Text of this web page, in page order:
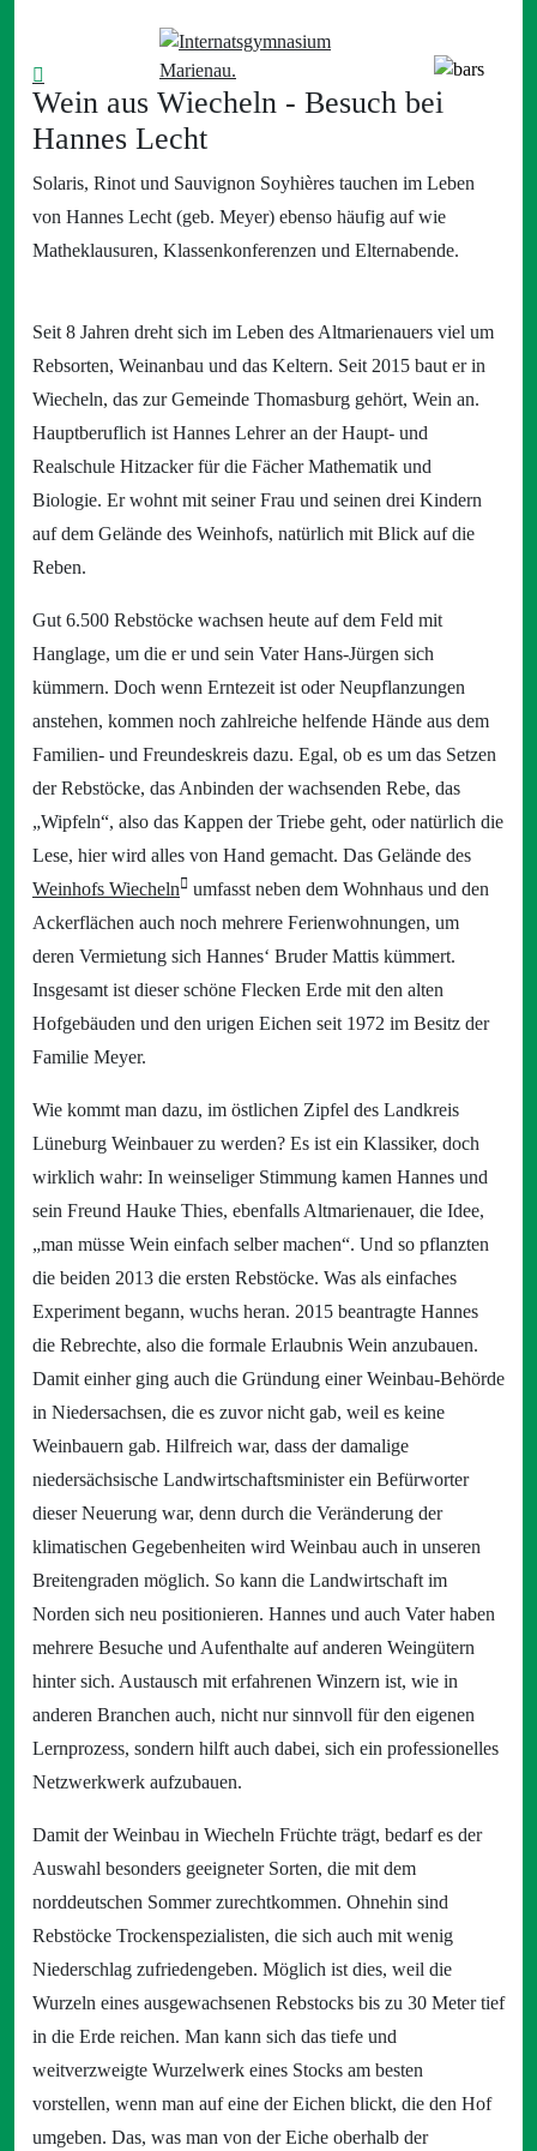
Wein aus Wiecheln - Besuch bei
Hannes Lecht
Solaris, Rinot und Sauvignon Soyhières tauchen im Leben
von Hannes Lecht (geb. Meyer) ebenso häufig auf wie
Matheklausuren, Klassenkonferenzen und Elternabende.
Seit 8 Jahren dreht sich im Leben des Altmarienauers viel um
Rebsorten, Weinanbau und das Keltern. Seit 2015 baut er in
Wiecheln, das zur Gemeinde Thomasburg gehört, Wein an.
Hauptberuflich ist Hannes Lehrer an der Haupt- und
Realschule Hitzacker für die Fächer Mathematik und
Biologie. Er wohnt mit seiner Frau und seinen drei Kindern
auf dem Gelände des Weinhofs, natürlich mit Blick auf die
Reben.
Gut 6.500 Rebstöcke wachsen heute auf dem Feld mit
Hanglage, um die er und sein Vater Hans-Jürgen sich
kümmern. Doch wenn Erntezeit ist oder Neupflanzungen
anstehen, kommen noch zahlreiche helfende Hände aus dem
Familien- und Freundeskreis dazu. Egal, ob es um das Setzen
der Rebstöcke, das Anbinden der wachsenden Rebe, das
„Wipfeln“, also das Kappen der Triebe geht, oder natürlich die
Lese, hier wird alles von Hand gemacht. Das Gelände des
Weinhofs Wiecheln
umfasst neben dem Wohnhaus und den
Ackerflächen auch noch mehrere Ferienwohnungen, um
deren Vermietung sich Hannes‘ Bruder Mattis kümmert.
Insgesamt ist dieser schöne Flecken Erde mit den alten
Hofgebäuden und den urigen Eichen seit 1972 im Besitz der
Familie Meyer.
Wie kommt man dazu, im östlichen Zipfel des Landkreis
Lüneburg Weinbauer zu werden? Es ist ein Klassiker, doch
wirklich wahr: In weinseliger Stimmung kamen Hannes und
sein Freund Hauke Thies, ebenfalls Altmarienauer, die Idee,
„man müsse Wein einfach selber machen“. Und so pflanzten
die beiden 2013 die ersten Rebstöcke. Was als einfaches
Experiment begann, wuchs heran. 2015 beantragte Hannes
die Rebrechte, also die formale Erlaubnis Wein anzubauen.
Damit einher ging auch die Gründung einer Weinbau-Behörde
in Niedersachsen, die es zuvor nicht gab, weil es keine
Weinbauern gab. Hilfreich war, dass der damalige
niedersächsische Landwirtschaftsminister ein Befürworter
dieser Neuerung war, denn durch die Veränderung der
klimatischen Gegebenheiten wird Weinbau auch in unseren
Breitengraden möglich. So kann die Landwirtschaft im
Norden sich neu positionieren. Hannes und auch Vater haben
mehrere Besuche und Aufenthalte auf anderen Weingütern
hinter sich. Austausch mit erfahrenen Winzern ist, wie in
anderen Branchen auch, nicht nur sinnvoll für den eigenen
Lernprozess, sondern hilft auch dabei, sich ein professionelles
Netzwerkwerk aufzubauen.
Damit der Weinbau in Wiecheln Früchte trägt, bedarf es der
Auswahl besonders geeigneter Sorten, die mit dem
norddeutschen Sommer zurechtkommen. Ohnehin sind
Rebstöcke Trockenspezialisten, die sich auch mit wenig
Niederschlag zufriedengeben. Möglich ist dies, weil die
Wurzeln eines ausgewachsenen Rebstocks bis zu 30 Meter tief
in die Erde reichen. Man kann sich das tiefe und
weitverzweigte Wurzelwerk eines Stocks am besten
vorstellen, wenn man auf eine der Eichen blickt, die den Hof
umgeben. Das, was man von der Eiche oberhalb der